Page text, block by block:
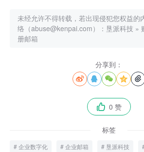
未经允许不得转载，若出现侵犯您权益的
络（abuse@kenpai.com）： 垦派科技 »
册邮箱
分享到：
    
 0 赞
标签
企业数字化 企业邮箱 垦派科技